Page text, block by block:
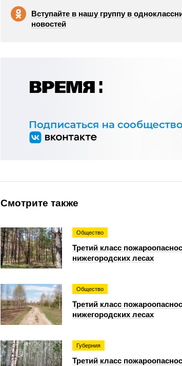
Вступайте в нашу группу в
новостей
Смотрите также
Общество
Третий класс
нижегородских лесах
Общество
Третий класс
нижегородских лесах
Губерния
Третий класс